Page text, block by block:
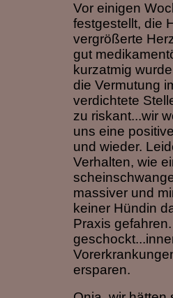
Vor einigen
festgestellt, die
vergrößerte
gut
kurzatmig
die Vermutung
verdichtete
zu riskant...wir
uns eine
und wieder.
Verhalten, wie
massiver und
keiner Hündin
Praxis
ersparen.